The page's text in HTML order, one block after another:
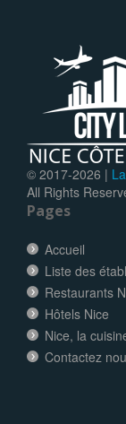
© 2017-2026 |
All Rights
Pages
Accueil
Liste des
Restaurants
Hôtels Nice
Nice, la
Contactez